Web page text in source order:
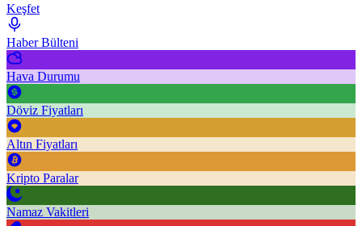
Keşfet
Haber Bülteni
Hava Durumu
Döviz Fiyatları
Altın Fiyatları
Kripto Paralar
Namaz Vakitleri